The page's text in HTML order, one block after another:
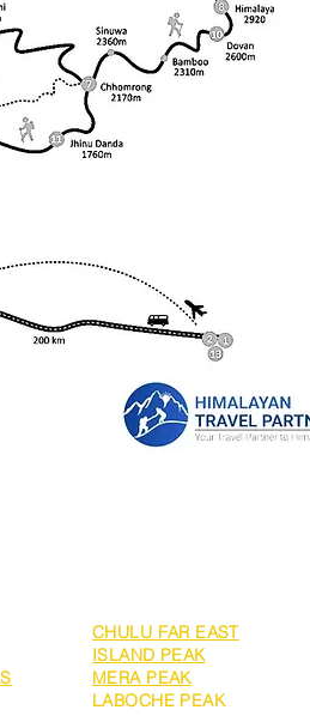
CHULU FAR EAST
ISLAND PEAK
MERA PEAK
LABOCHE PEAK